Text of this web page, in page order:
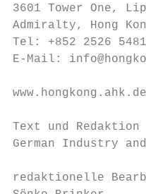
3601 Tower One,
Admiralty, Hong
Tel: +852 2526 5481
E-Mail:
www.hongkong.ahk.de
Text und Redaktion
German Industry
redaktionelle